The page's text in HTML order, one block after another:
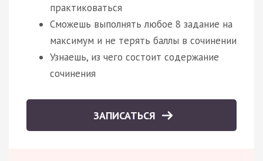
практиковаться
Сможешь выполнять любое 8 задание на
максимум и не терять баллы в сочинении
Узнаешь, из чего состоит содержание
сочинения
ЗАПИСАТЬСЯ